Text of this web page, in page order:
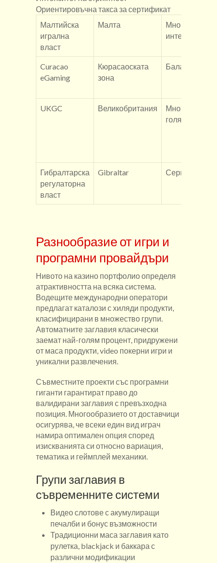
Ориентировъчна такса за сертификат
Малтийска
игрална
власт
Малта
Много
интензивно
Curacao
eGaming
Кюрасаоската
зона
Балансирано
UKGC Великобритания
Много
голямо
Гибралтарска
регулаторна
власт
Gibraltar Сериозно
Разнообразие от игри и
програмни провайдъри
Нивото на казино портфолио определя
атрактивността на всяка система.
Водещите международни оператори
предлагат каталози с хиляди продукти,
класифицирани в множество групи.
Автоматните заглавия класически
заемат най-голям процент, придружени
от маса продукти, video покерни игри и
уникални развлечения.
Съвместните проекти със програмни
гиганти гарантират право до
валидирани заглавия с превъзходна
позиция. Многообразието от доставчици
осигурява, че всеки един вид играч
намира оптимален опция според
изискванията си относно вариация,
тематика и геймплей механики.
Групи заглавия в
съвременните системи
Видео слотове с акумулиращи
печалби и бонус възможности
Традиционни маса заглавия като
рулетка, blackjack и баккара с
различни модификации